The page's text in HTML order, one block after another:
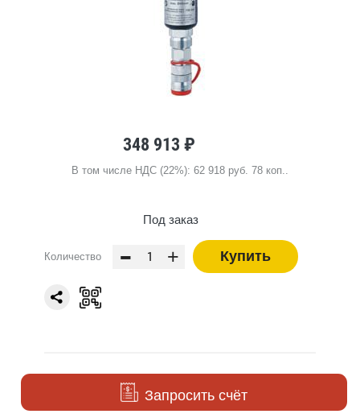
348 913 ₽
В том числе НДС (22%): 62 918 руб. 78 коп..
Под заказ
Количество - + Купить
Запросить счёт